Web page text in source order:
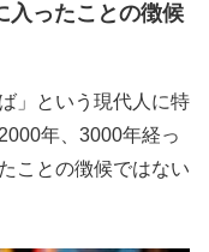
入ったことの徴候
」という現代人に特
年、3000年経っ
ことの徴候ではない